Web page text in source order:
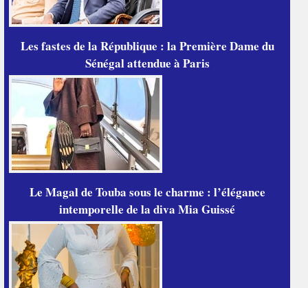
Les fastes de la République : la Première Dame du
Sénégal attendue à Paris
Le Magal de Touba sous le charme : l’élégance
intemporelle de la diva Mia Guissé